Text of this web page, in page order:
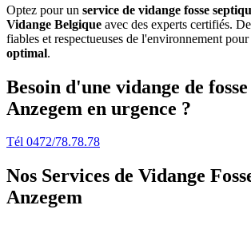
Optez pour un service de vidange fosse
Vidange Belgique avec des experts certifiés.
fiables et respectueuses de l'environnement pour
optimal.
Besoin d'une vidange de
Anzegem en urgence ?
Tél 0472/78.78.78
Nos Services de Vidange
Anzegem